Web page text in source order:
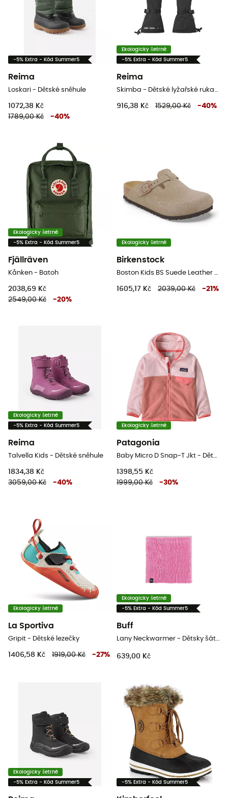
-5% Extra - Kód Summer5
Reima
Loskari - Dětské sněhule
1072,38 Kč
1789,00 Kč
-40%
Ekologicky šetrné
-5% Extra - Kód Summer5
Reima
Skimba - Dětské lyžařské rukavice
916,38 Kč 1529,00 Kč -40%
Ekologicky šetrné
-5% Extra - Kód Summer5
Fjällräven
Kånken - Batoh
2038,69 Kč
2549,00 Kč
-20%
Ekologicky šetrné
Birkenstock
1605,17 Kč 2039,00 Kč -21 %
Ekologicky šetrné
-5% Extra - Kód Summer5
Reima
Talvella Kids - Dětské sněhule
1834,38 Kč
3059,00 Kč
-40%
Ekologicky šetrné
Patagonia
1398,55 Kč
1999,00 Kč
-30%
Ekologicky šetrné
La Sportiva
Gripit - Dětské lezečky
1406,58 Kč 1919,00 Kč -27%
Ekologicky šetrné
-5% Extra - Kód Summer5
Buff
639,00 Kč
Ekologicky šetrné
-5% Extra - Kód Summer5 -5% Extra - Kód Summer5